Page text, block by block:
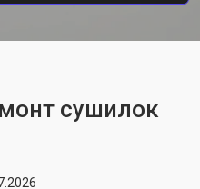
сушилок